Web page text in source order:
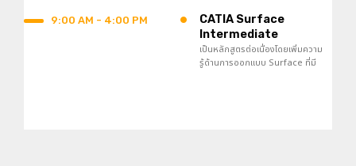
9:00 AM - 4:00 PM •
CATIA Surface
Intermediate
เป็นหลักสูตรต่อเนื่องโดยเพิ่มความ
รู้ด้านการออกแบบ Surface ที่มี